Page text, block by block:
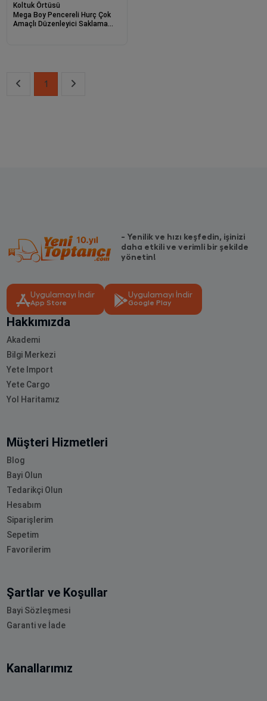
Koltuk Örtüsü
Mega Boy Pencereli Hurç Çok
Amaçlı Düzenleyici Saklama
1
- Yenilik ve hızı keşfedin, işinizi
daha etkili ve verimli bir şekilde
yönetin!
Uygulamayı İndir
App Store
Uygulamayı İndir
Google Play
Hakkımızda
Akademi
Bilgi Merkezi
Yete Import
Yete Cargo
Yol Haritamız
Müşteri Hizmetleri
Blog
Bayi Olun
Tedarikçi Olun
Hesabım
Siparişlerim
Sepetim
Favorilerim
Şartlar ve Koşullar
Bayi Sözleşmesi
Garanti ve İade
Kanallarımız